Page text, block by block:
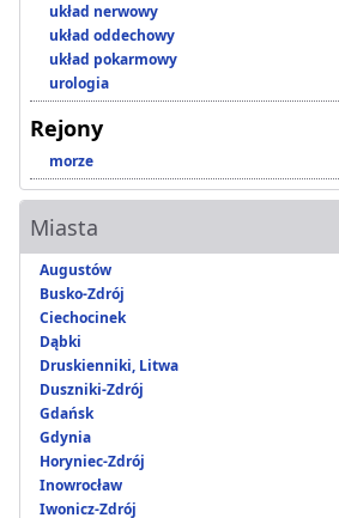
układ nerwowy
układ oddechowy
układ pokarmowy
urologia
Rejony
morze
Miasta
Augustów
Busko-Zdrój
Ciechocinek
Dąbki
Druskienniki, Litwa
Duszniki-Zdrój
Gdańsk
Gdynia
Horyniec-Zdrój
Inowrocław
Iwonicz-Zdrój